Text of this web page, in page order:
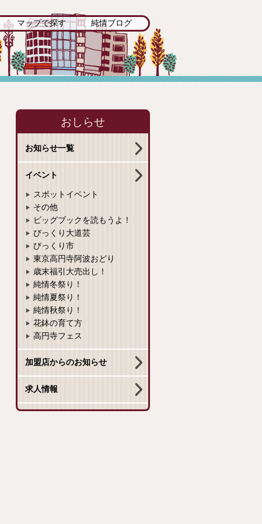
マップで探す 純情ブログ
おしらせ
お知らせ一覧
イベント
スポットイベント
その他
ビッグブックを読もうよ！
びっくり大道芸
びっくり市
東京高円寺阿波おどり
歳末福引大売出し！
純情冬祭り！
純情夏祭り！
純情秋祭り！
花鉢の育て方
高円寺フェス
加盟店からのお知らせ
求人情報